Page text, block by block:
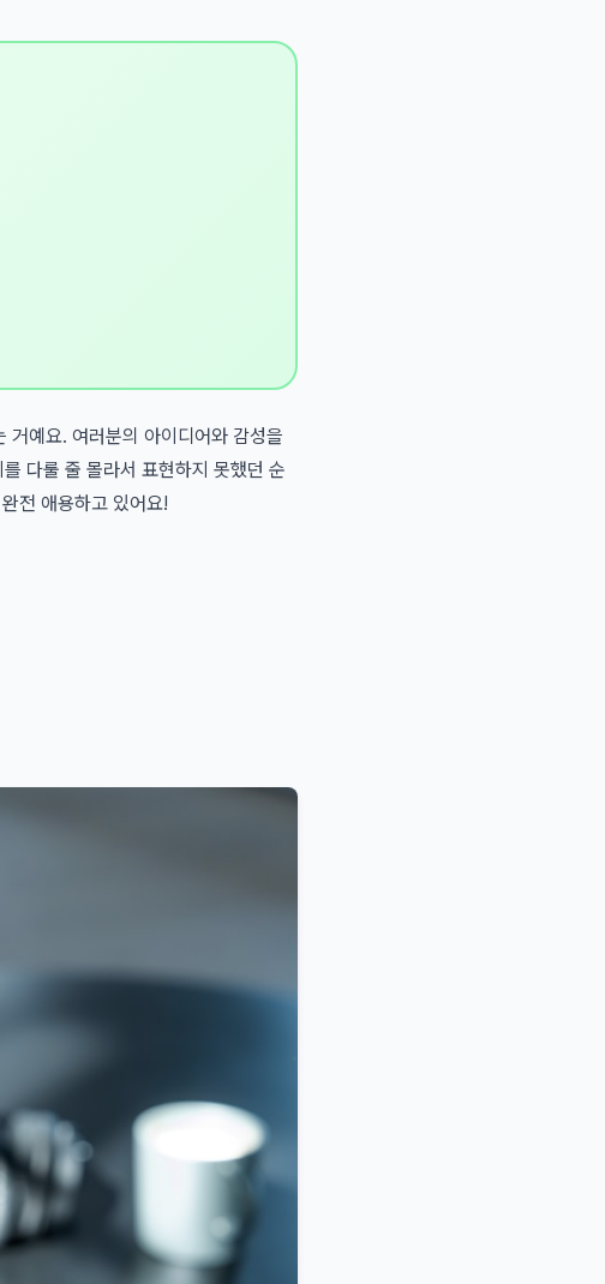
예요. 여러분의 아이디어와 감성을
다룰 줄 몰라서 표현하지 못했던 순
전 애용하고 있어요!